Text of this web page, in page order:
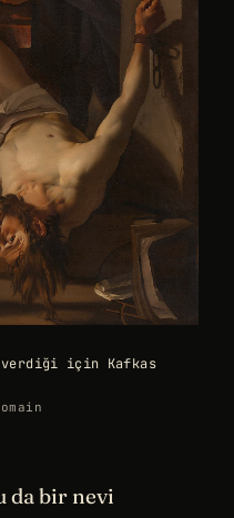
verdiği için Kafkas
da bir nevi